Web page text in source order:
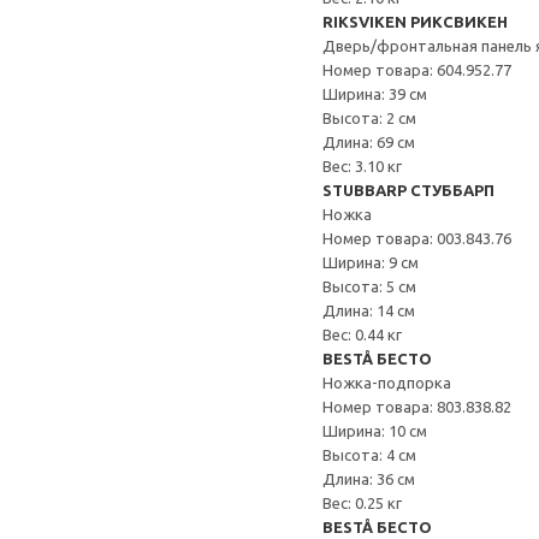
RIKSVIKEN РИКСВИКЕН
Дверь/фронтальная панель
Номер товара: 604.952.77
Ширина: 39 см
Высота: 2 см
Длина: 69 см
Вес: 3.10 кг
STUBBARP СТУББАРП
Ножка
Номер товара: 003.843.76
Ширина: 9 см
Высота: 5 см
Длина: 14 см
Вес: 0.44 кг
BESTÅ БЕСТО
Ножка-подпорка
Номер товара: 803.838.82
Ширина: 10 см
Высота: 4 см
Длина: 36 см
Вес: 0.25 кг
BESTÅ БЕСТО